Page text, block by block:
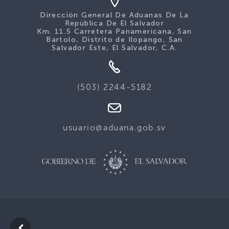
Dirección General De Aduanas De La
República De El Salvador
Km. 11.5 Carretera Panamericana, San
Bartolo, Distrito de Ilopango, San
Salvador Este, El Salvador, C.A.
(503) 2244-5182
usuario@aduana.gob.sv